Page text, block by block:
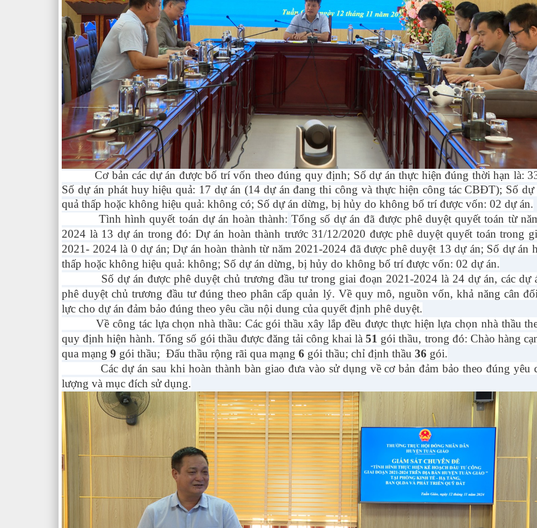
Cơ bản các dự án được bố trí vốn theo đúng quy định; Số dự án thực hiện đúng thời hạn là:
Số dự án phát huy hiệu quả: 17 dự án (14 dự án đang thi công và thực hiện công tác CBĐT); Số dự
quả thấp hoặc không hiệu quả: không có; Số dự án dừng, bị hủy do không bố trí được vốn: 02 dự án.
Tình hình quyết toán dự án hoàn thành: Tổng số dự án đã được phê duyệt quyết toán từ
2024 là 13 dự án trong đó: Dự án hoàn thành trước 31/12/2020 được phê duyệt quyết toán trong
2021- 2024 là 0 dự án; Dự án hoàn thành từ năm 2021-2024 đã được phê duyệt 13 dự án; Số dự án
thấp hoặc không hiệu quả: không; Số dự án dừng, bị hủy do không bố trí được vốn: 02 dự án.
Số dự án được phê duyệt chủ trương đầu tư trong giai đoạn 2021-2024 là 24 dự án, các dự
phê duyệt chủ trương đầu tư đúng theo phân cấp quản lý. Về quy mô, nguồn vốn, khả năng cân
lực cho dự án đảm bảo đúng theo yêu cầu nội dung của quyết định phê duyệt.
Về công tác lựa chọn nhà thầu: Các gói thầu xây lắp đều được thực hiện lựa chọn nhà thầu
quy định hiện hành. Tổng số gói thầu được đăng tải công khai là51 gói thầu, trong đó: Chào hàng
qua mạng 9 gói thầu; Đấu thầu rộng rãi qua mạng 6 gói thầu; chỉ định thầu 36 gói.
Các dự án sau khi hoàn thành bàn giao đưa vào sử dụng về cơ bản đảm bảo theo đúng yêu
lượng và mục đích sử dụng.